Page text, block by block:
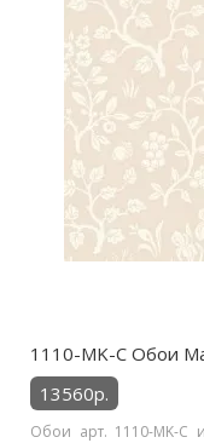
1110-MK-C Обои
13560р.
Обои арт. 1110-MK-C